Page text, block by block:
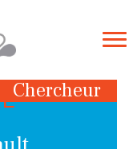
Chercheur